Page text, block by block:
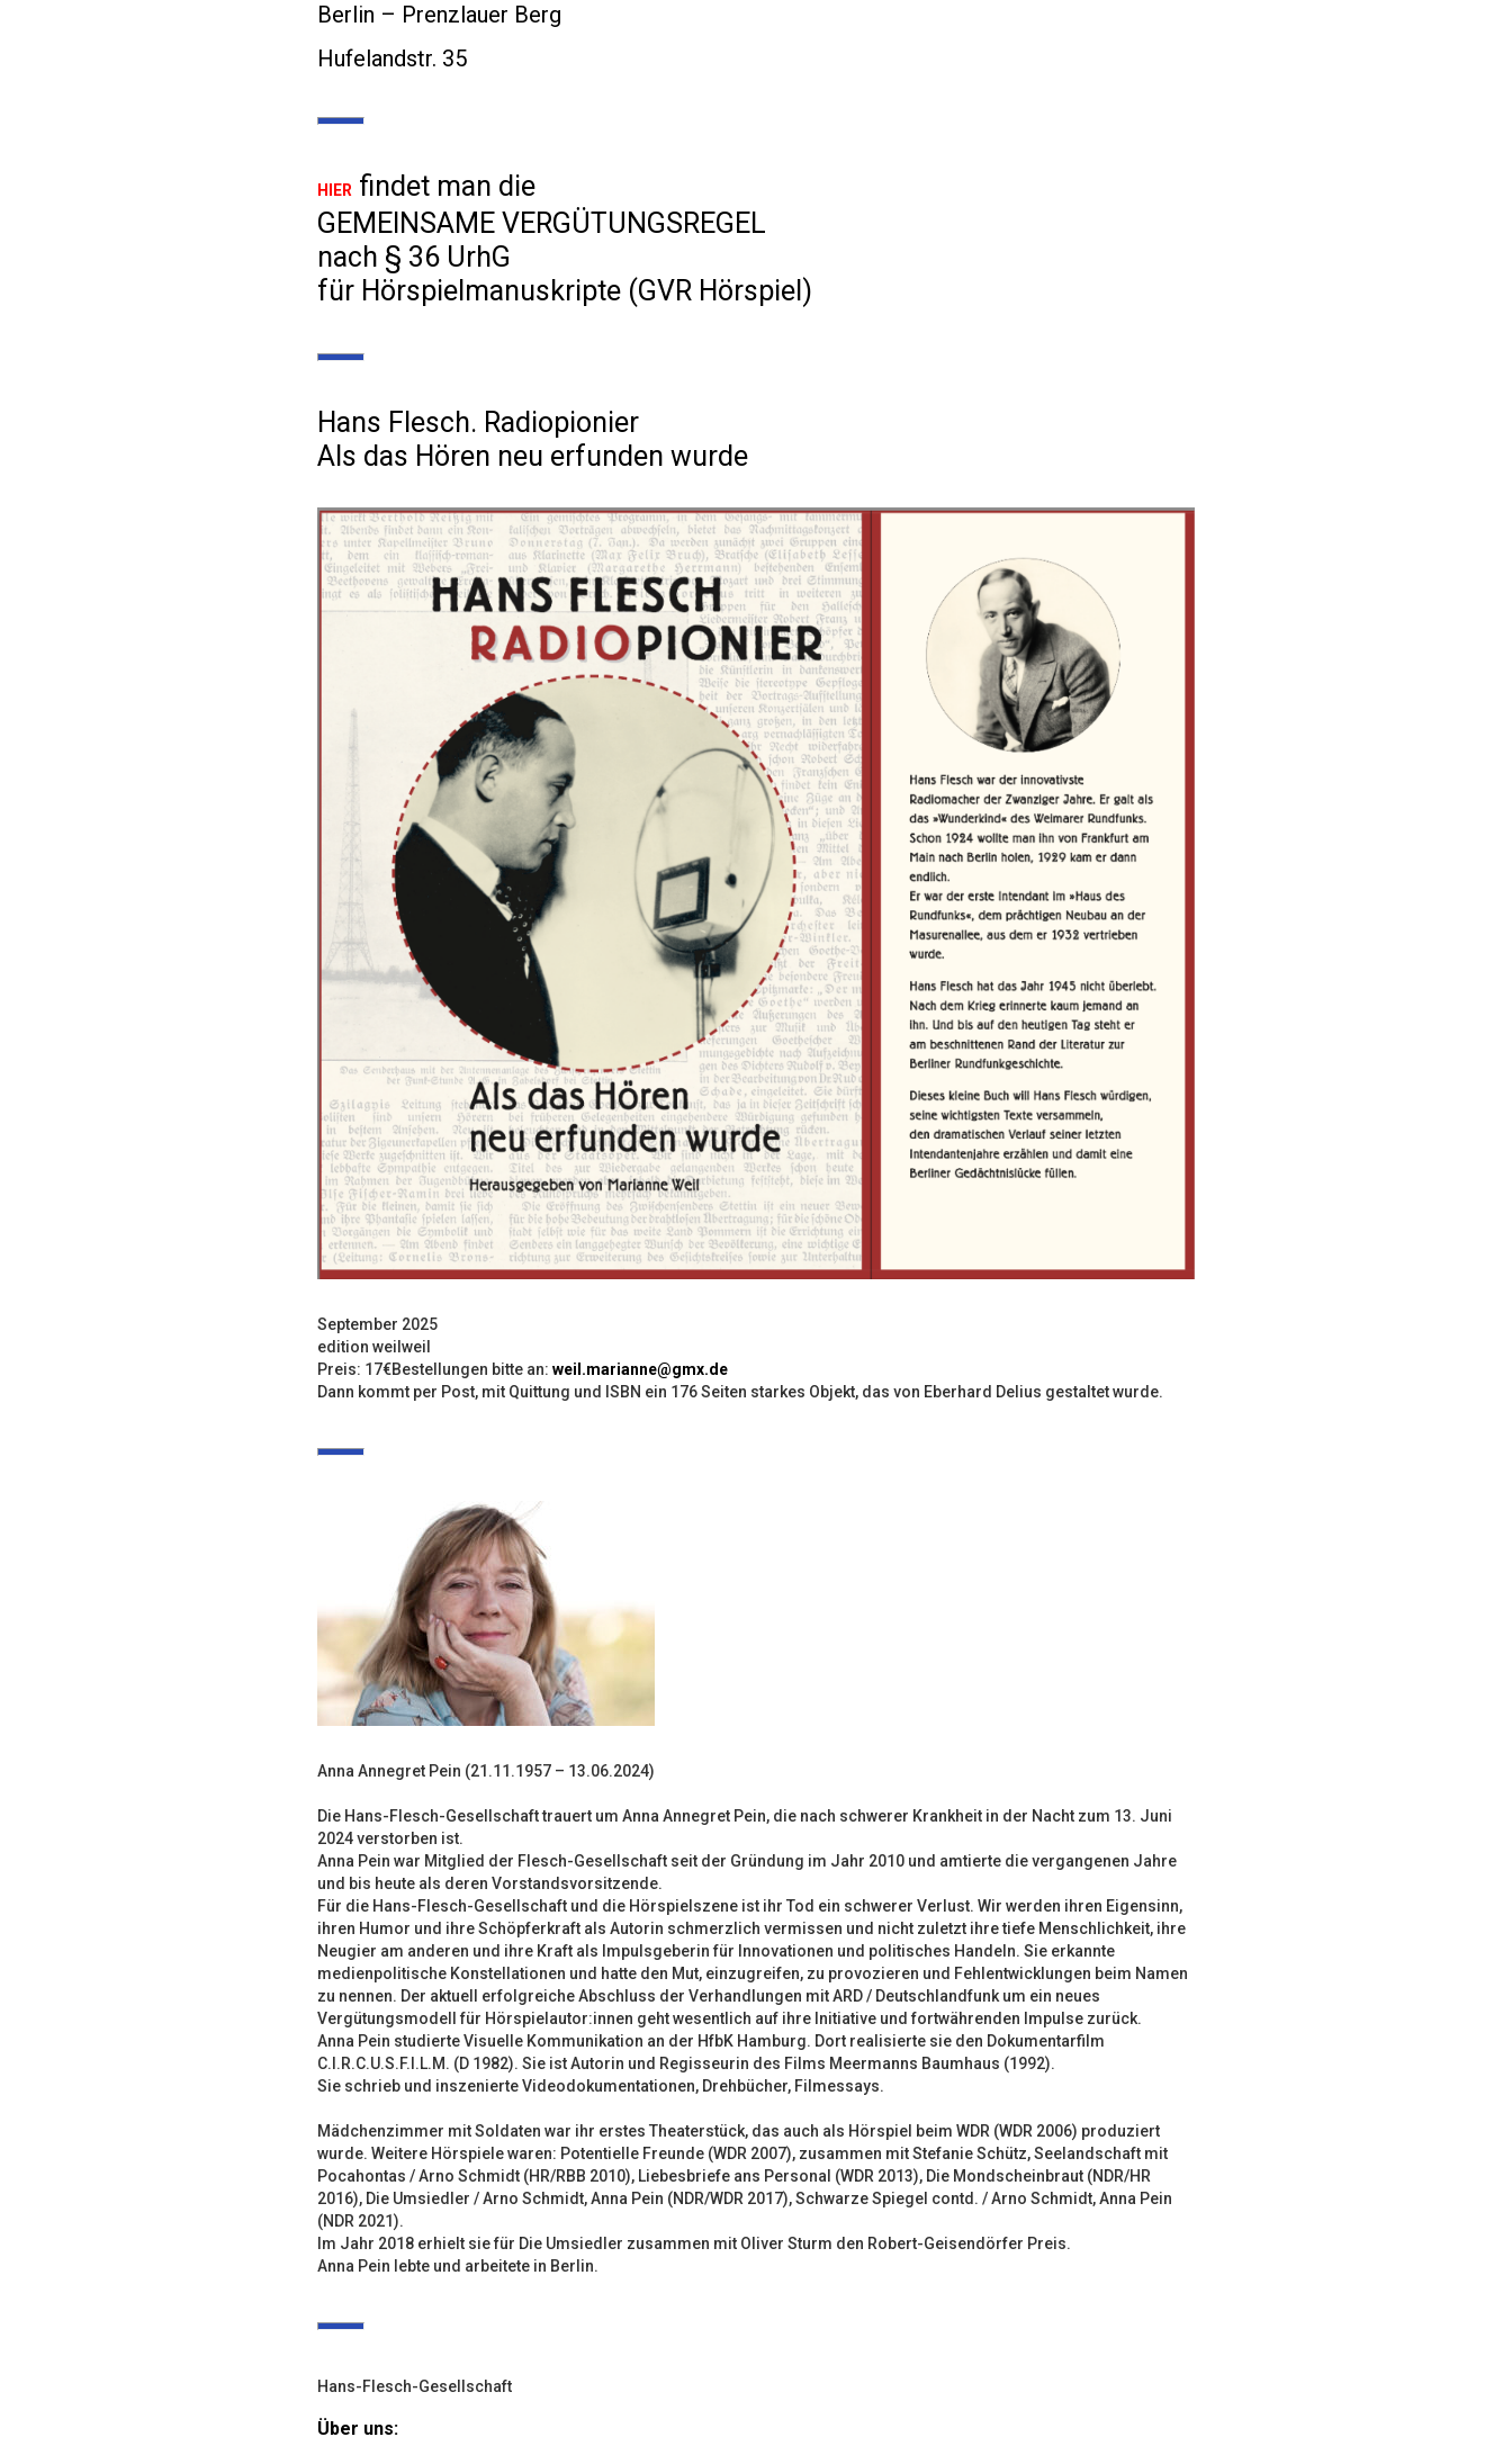
Berlin – Prenzlauer Berg
Hufelandstr. 35
HIER findet man die
GEMEINSAME VERGÜTUNGSREGEL
nach § 36 UrhG
für Hörspielmanuskripte (GVR Hörspiel)
Hans Flesch. Radiopionier
Als das Hören neu erfunden wurde
September 2025
edition weilweil
Preis: 17€Bestellungen bitte an: weil.marianne@gmx.de
Dann kommt per Post, mit Quittung und ISBN ein 176 Seiten starkes Objekt, das von Eberhard Delius gestaltet wurde.
Anna Annegret Pein (21.11.1957 – 13.06.2024)
Die Hans-Flesch-Gesellschaft trauert um Anna Annegret Pein, die nach schwerer Krankheit in der Nacht zum 13. Juni
2024 verstorben ist.
Anna Pein war Mitglied der Flesch-Gesellschaft seit der Gründung im Jahr 2010 und amtierte die vergangenen Jahre
und bis heute als deren Vorstandsvorsitzende.
Für die Hans-Flesch-Gesellschaft und die Hörspielszene ist ihr Tod ein schwerer Verlust. Wir werden ihren Eigensinn,
ihren Humor und ihre Schöpferkraft als Autorin schmerzlich vermissen und nicht zuletzt ihre tiefe Menschlichkeit, ihre
Neugier am anderen und ihre Kraft als Impulsgeberin für Innovationen und politisches Handeln. Sie erkannte
medienpolitische Konstellationen und hatte den Mut, einzugreifen, zu provozieren und Fehlentwicklungen beim Namen
zu nennen. Der aktuell erfolgreiche Abschluss der Verhandlungen mit ARD / Deutschlandfunk um ein neues
Vergütungsmodell für Hörspielautor:innen geht wesentlich auf ihre Initiative und fortwährenden Impulse zurück.
Anna Pein studierte Visuelle Kommunikation an der HfbK Hamburg. Dort realisierte sie den Dokumentarfilm
C.I.R.C.U.S.F.I.L.M. (D 1982). Sie ist Autorin und Regisseurin des Films Meermanns Baumhaus (1992).
Sie schrieb und inszenierte Videodokumentationen, Drehbücher, Filmessays.
Mädchenzimmer mit Soldaten war ihr erstes Theaterstück, das auch als Hörspiel beim WDR (WDR 2006) produziert
wurde. Weitere Hörspiele waren: Potentielle Freunde (WDR 2007), zusammen mit Stefanie Schütz, Seelandschaft mit
Pocahontas / Arno Schmidt (HR/RBB 2010), Liebesbriefe ans Personal (WDR 2013), Die Mondscheinbraut (NDR/HR
2016), Die Umsiedler / Arno Schmidt, Anna Pein (NDR/WDR 2017), Schwarze Spiegel contd. / Arno Schmidt, Anna Pein
(NDR 2021).
Im Jahr 2018 erhielt sie für Die Umsiedler zusammen mit Oliver Sturm den Robert-Geisendörfer Preis.
Anna Pein lebte und arbeitete in Berlin.
Hans-Flesch-Gesellschaft
Über uns: